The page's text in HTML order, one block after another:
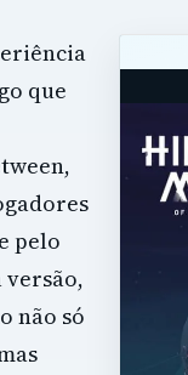
que
pelo
versão,
não só